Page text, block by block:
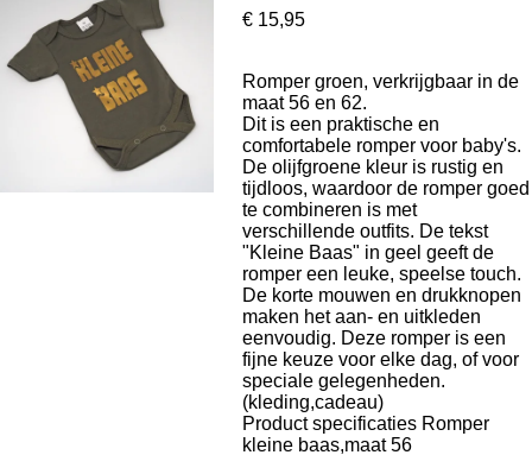
€ 15,95
Romper groen, verkrijgbaar in de
maat 56 en 62.
Dit is een praktische en
comfortabele romper voor baby's.
De olijfgroene kleur is rustig en
tijdloos, waardoor de romper goed
te combineren is met
verschillende outfits. De tekst
"Kleine Baas" in geel geeft de
romper een leuke, speelse touch.
De korte mouwen en drukknopen
maken het aan- en uitkleden
eenvoudig. Deze romper is een
fijne keuze voor elke dag, of voor
speciale gelegenheden.
(kleding,cadeau)
Product specificaties Romper
kleine baas,maat 56